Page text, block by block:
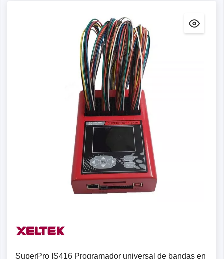
SuperPro IS416 Programador universal de bandas en